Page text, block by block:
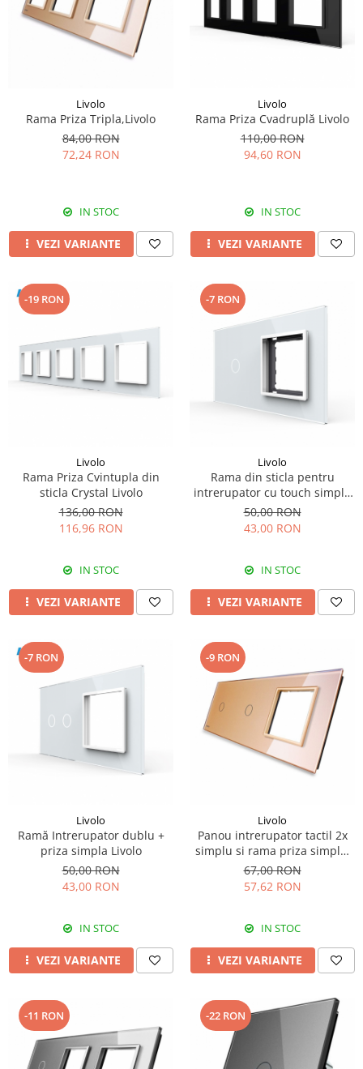
Livolo
Rama Priza Tripla,Livolo
84,00 RON
72,24 RON
IN STOC
VEZI VARIANTE
Livolo
Rama Priza Cvadruplă Livolo
110,00 RON
94,60 RON
IN STOC
VEZI VARIANTE
-19 RON
Livolo
Rama Priza Cvintupla din
sticla Crystal Livolo
136,00 RON
116,96 RON
IN STOC
VEZI VARIANTE
-7 RON
Livolo
Rama din sticla pentru
intrerupator cu touch simplu
+ priza simpla Livolo
50,00 RON
43,00 RON
IN STOC
VEZI VARIANTE
-7 RON
Livolo
Ramă Intrerupator dublu +
priza simpla Livolo
50,00 RON
43,00 RON
IN STOC
VEZI VARIANTE
-9 RON
Livolo
Panou intrerupator tactil 2x
simplu si rama priza simpla,
Livolo
67,00 RON
57,62 RON
IN STOC
VEZI VARIANTE
-11 RON -22 RON